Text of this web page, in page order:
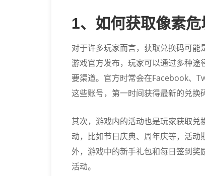
1、如何获取像素
对于许多玩家而言，获取兑换码可
游戏官方发布，玩家可以通过多种
要渠道。官方时常会在Facebook、
这些账号，第一时间获得最新的兑换
其次，游戏内的活动也是玩家获取
动，比如节日庆典、周年庆等，活
外，游戏中的新手礼包和每日签到
活动。